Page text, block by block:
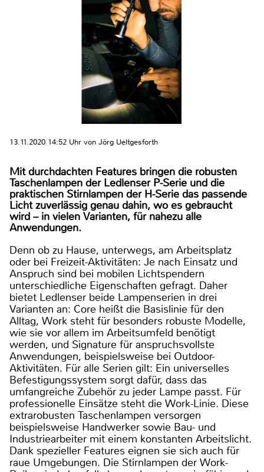
13.11.2020 14:52 Uhr von Jörg Ueltgesforth
Mit durchdachten Features bringen die robusten
Taschenlampen der Ledlenser P-Serie und die
praktischen Stirnlampen der H-Serie das passende
Licht zuverlässig genau dahin, wo es gebraucht
wird – in vielen Varianten, für nahezu alle
Anwendungen.
Denn ob zu Hause, unterwegs, am Arbeitsplatz
oder bei Freizeit-Aktivitäten: Je nach Einsatz und
Anspruch sind bei mobilen Lichtspendern
unterschiedliche Eigenschaften gefragt. Daher
bietet Ledlenser beide Lampenserien in drei
Varianten an: Core heißt die Basislinie für den
Alltag, Work steht für besonders robuste Modelle,
wie sie vor allem im Arbeitsumfeld benötigt
werden, und Signature für anspruchsvollste
Anwendungen, beispielsweise bei Outdoor-
Aktivitäten. Für alle Serien gilt: Ein universelles
Befestigungssystem sorgt dafür, dass das
umfangreiche Zubehör zu jeder Lampe passt. Für
professionelle Einsätze steht die Work-Linie. Diese
extrarobusten Taschenlampen versorgen
beispielsweise Handwerker sowie Bau- und
Industriearbeiter mit einem konstanten Arbeitslicht.
Dank spezieller Features eignen sie sich auch für
raue Umgebungen. Die Stirnlampen der Work-